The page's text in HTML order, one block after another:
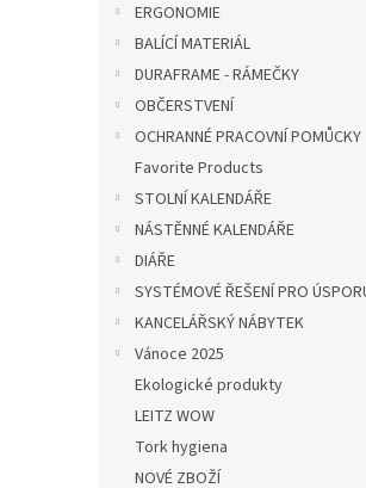
ERGONOMIE
BALÍCÍ MATERIÁL
DURAFRAME - RÁMEČKY
OBČERSTVENÍ
OCHRANNÉ PRACOVNÍ POMŮCKY
Favorite Products
STOLNÍ KALENDÁŘE
NÁSTĚNNÉ KALENDÁŘE
DIÁŘE
SYSTÉMOVÉ ŘEŠENÍ PRO
KANCELÁŘSKÝ NÁBYTEK
Vánoce 2025
Ekologické produkty
LEITZ WOW
Tork hygiena
NOVÉ ZBOŽÍ